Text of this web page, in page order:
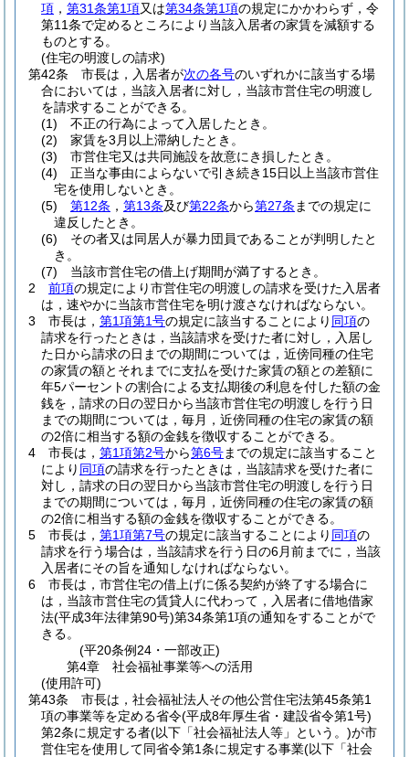
項 ， 第31条第1項又は第34条第1項の規定にかかわらず，令
第11条で定めるところにより当該入居者の家賃を減額する
ものとする。
(住宅の明渡しの請求)
第42条
市長は，入居者が次の各号のいずれかに該当する場
合においては，当該入居者に対し，当該市営住宅の明渡し
を請求することができる。
(1)
不正の行為によって入居したとき。
(2)
家賃を3月以上滞納したとき。
(3)
市営住宅又は共同施設を故意にき損したとき。
(4)
正当な事由によらないで引き続き15日以上当該市営住
宅を使用しないとき。
(5)
第12条 ， 第13条及び第22条から第27条 までの規定に
違反したとき。
(6)
その者又は同居人が暴力団員であることが判明したと
き。
(7)
当該市営住宅の借上げ期間が満了するとき。
2
前項の規定により市営住宅の明渡しの請求を受けた入居者
は，速やかに当該市営住宅を明け渡さなければならない。
3
市長は， 第1項第1号の規定に該当することにより 同項の
請求を行ったときは，当該請求を受けた者に対し，入居し
た日から請求の日までの期間については，近傍同種の住宅
の家賃の額とそれまでに支払を受けた家賃の額との差額に
年5パーセントの割合による支払期後の利息を付した額の金
銭を，請求の日の翌日から当該市営住宅の明渡しを行う日
までの期間については，毎月，近傍同種の住宅の家賃の額
の2倍に相当する額の金銭を徴収することができる。
4
市長は， 第1項第2号から第6号までの規定に該当すること
により 同項の請求を行ったときは，当該請求を受けた者に
対し，請求の日の翌日から当該市営住宅の明渡しを行う日
までの期間については，毎月，近傍同種の住宅の家賃の額
の2倍に相当する額の金銭を徴収することができる。
5
市長は， 第1項第7号の規定に該当することにより 同項の
請求を行う場合は，当該請求を行う日の6月前までに，当該
入居者にその旨を通知しなければならない。
6
市長は，市営住宅の借上げに係る契約が終了する場合に
は，当該市営住宅の賃貸人に代わって，入居者に借地借家
法(平成3年法律第90号)第34条第1項の通知をすることがで
きる。
(平20条例24・一部改正)
第4章
社会福祉事業等への活用
(使用許可)
第43条
市長は，社会福祉法人その他公営住宅法第45条第1
項の事業等を定める省令(平成8年厚生省・建設省令第1号)
第2条に規定する者(以下「社会福祉法人等」という。)が市
営住宅を使用して同省令第1条に規定する事業(以下「社会